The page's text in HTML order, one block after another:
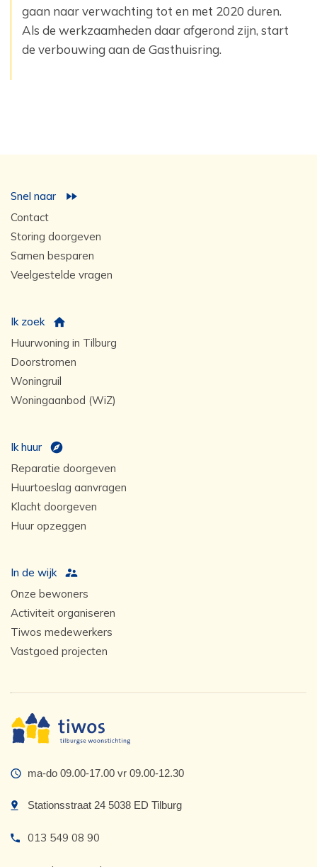
gaan naar verwachting tot en met 2020 duren.
Als de ‎werkzaamheden daar afgerond zijn, start
de verbouwing aan de Gasthuisring. ‎
Snel naar
Contact
Storing doorgeven
Samen besparen
Veelgestelde vragen
Ik zoek
Huurwoning in Tilburg
Doorstromen
Woningruil
Woningaanbod (WiZ)
Ik huur
Reparatie doorgeven
Huurtoeslag aanvragen
Klacht doorgeven
Huur opzeggen
In de wijk
Onze bewoners
Activiteit organiseren
Tiwos medewerkers
Vastgoed projecten
ma-do 09.00-17.00 vr 09.00-12.30
Stationsstraat 24 5038 ED Tilburg
013 549 08 90